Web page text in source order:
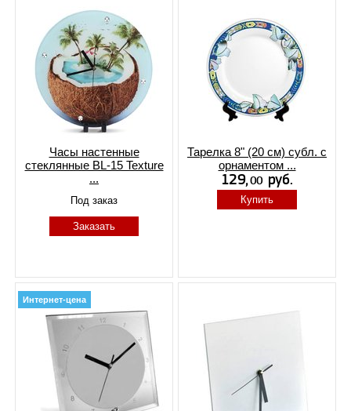
Часы настенные
стеклянные BL-15 Texture
...
Под заказ
Заказать
Тарелка 8" (20 см) субл. с
орнаментом ...
Купить
Интернет-цена